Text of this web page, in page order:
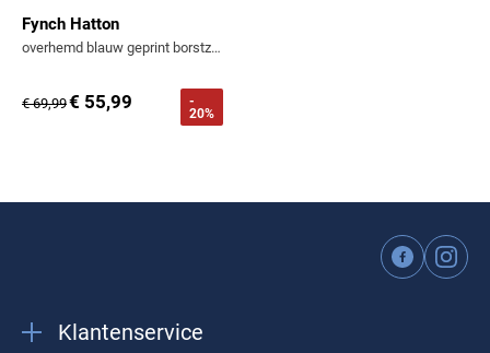
Fynch Hatton
overhemd blauw geprint borstzak
€ 69,99€ 55,99
-
20%
Klantenservice